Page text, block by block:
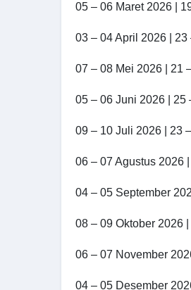
05 – 06 Maret 2026 |
03 – 04 April 2026 |
07 – 08 Mei 2026 | 21
05 – 06 Juni 2026 | 25
09 – 10 Juli 2026 | 23
06 – 07 Agustus 2026
04 – 05 September
08 – 09 Oktober 2026
06 – 07 November
04 – 05 Desember